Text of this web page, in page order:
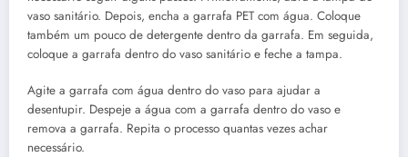
vaso sanitário. Depois, encha a garrafa PET com água. Coloque
também um pouco de detergente dentro da garrafa. Em seguida,
coloque a garrafa dentro do vaso sanitário e feche a tampa.
Agite a garrafa com água dentro do vaso para ajudar a
desentupir. Despeje a água com a garrafa dentro do vaso e
remova a garrafa. Repita o processo quantas vezes achar
necessário.